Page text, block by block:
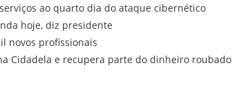
ao quarto dia do ataque cibernético
hoje, diz presidente
novos profissionais
Cidadela e recupera parte do dinheiro roubado